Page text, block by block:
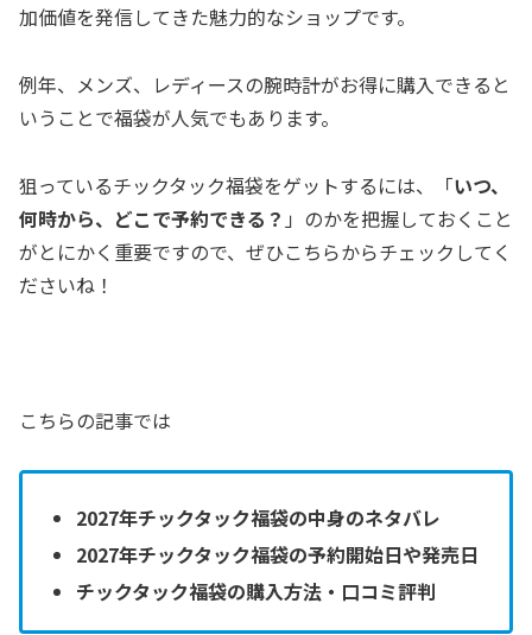
加価値を発信してきた魅力的なショップです。
例年、メンズ、レディースの腕時計がお得に購入できると
いうことで福袋が人気でもあります。
狙っているチックタック福袋をゲットするには、「いつ、
何時から、どこで予約できる？ 」のかを把握しておくこと
がとにかく重要ですので、ぜひこちらからチェックしてく
ださいね！
こちらの記事では
2027年チックタック福袋の中身のネタバレ
2027年チックタック福袋の予約開始日や発売日
チックタック福袋の購入方法・口コミ評判